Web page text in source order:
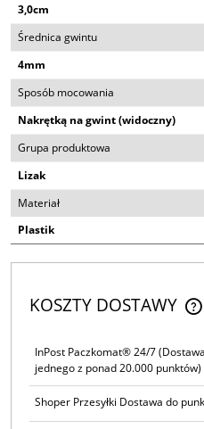
3,0cm
Średnica gwintu
4mm
Sposób mocowania
Nakrętką na gwint (widoczny)
Grupa produktowa
Lizak
Materiał
Plastik
KOSZTY DOSTAWY
CENA NIE ZAWIERA
InPost Paczkomat® 24/7
jednego z ponad 20.000 punktów)
Shoper Przesyłki Dostawa do